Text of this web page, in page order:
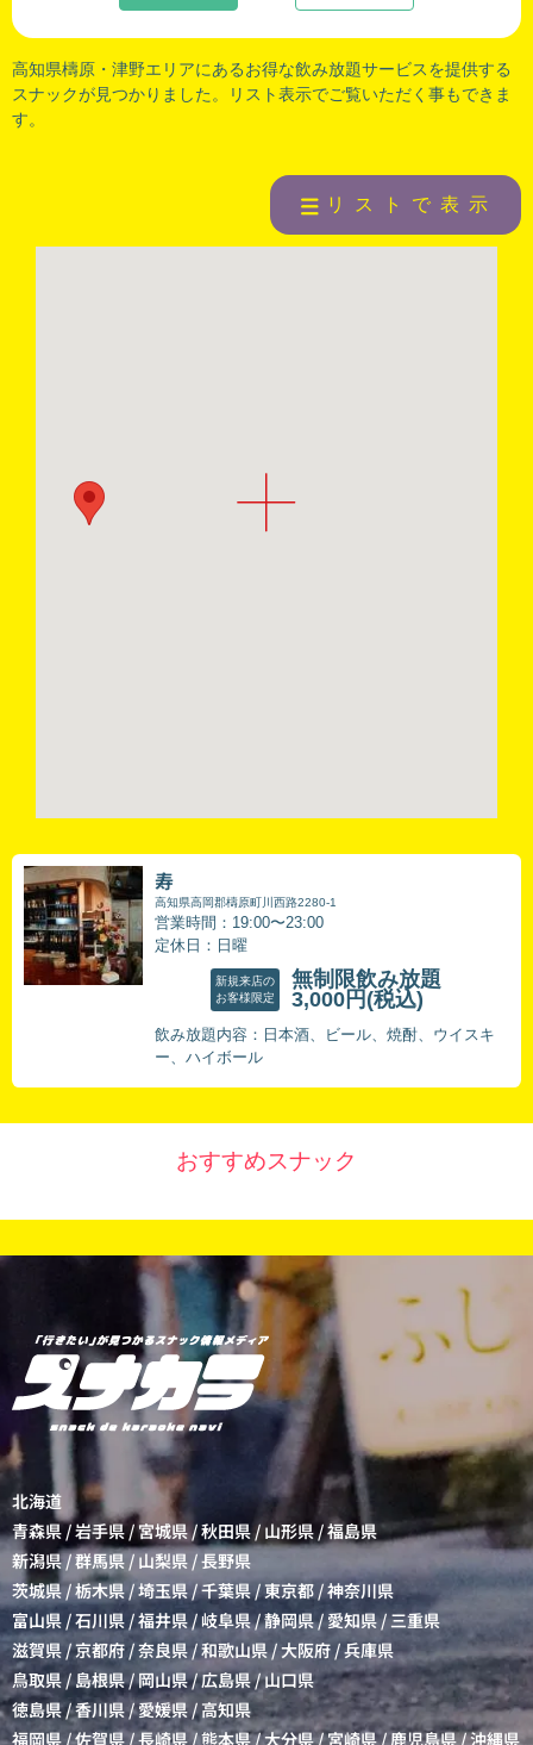
高知県檮原 ・ 津野エリアにあるお得な飲み放題サービスを提供する
スナックが見つかりました。リスト表示でご覧いただく事もできま
す。
リストで表示
寿
高知県高岡郡檮原町川西路2280-1
営業時間：19:00〜23:00
定休日：日曜
新規来店の
お客様限定
無制限飲み放題
3,000円 (税込)
飲み放題内容：日本酒、ビール、焼酎、ウイスキ
ー、ハイボール
おすすめスナック
北海道
青森県/岩手県/宮城県/秋田県 / 山形県/福島県
新潟県/群馬県 / 山梨県 /長野県
茨城県 /栃木県/埼玉県/千葉県/東京都 /神奈川県
富山県 /石川県 /福井県/岐阜県/静岡県/愛知県/三重県
滋賀県/京都府/奈良県 /和歌山県/大阪府 /兵庫県
鳥取県 / 島根県/岡山県/広島県/山口県
徳島県/香川県/愛媛県 /高知県
福岡県 /佐賀県 /長崎県/熊本県/大分県/宮崎県/鹿児島県/沖縄県